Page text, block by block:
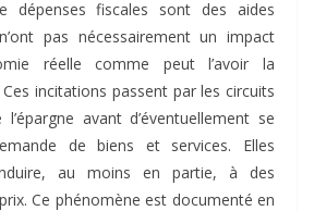
dépenses fiscales sont des aides
pas nécessairement un impact
réelle comme peut l’avoir la
incitations passent par les circuits
avant d’éventuellement se
de biens et services. Elles
au moins en partie, à des
Ce phénomène est documenté en